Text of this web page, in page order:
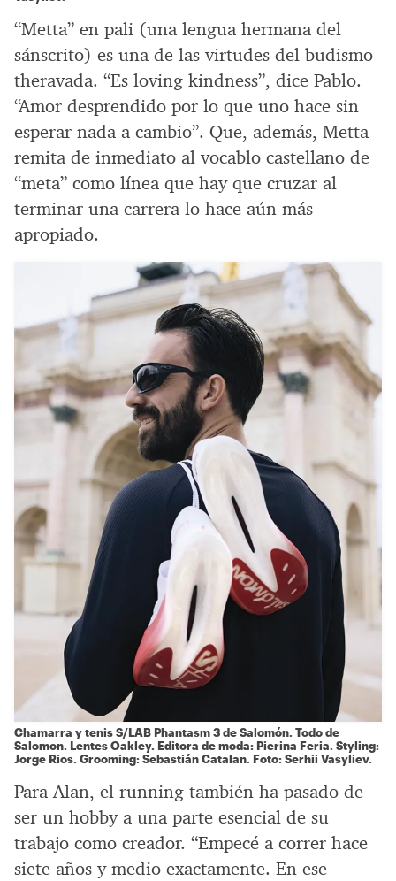
“Metta” en pali (una lengua hermana del
sánscrito) es una de las virtudes del budismo
theravada. “Es loving kindness”, dice Pablo.
“Amor desprendido por lo que uno hace sin
esperar nada a cambio”. Que, además, Metta
remita de inmediato al vocablo castellano de
“meta” como línea que hay que cruzar al
terminar una carrera lo hace aún más
apropiado.
Chamarra y tenis S/LAB Phantasm 3 de Salomón. Todo de
Salomon. Lentes Oakley. Editora de moda: Pierina Feria. Styling:
Jorge Rios. Grooming: Sebastián Catalan. Foto: Serhii Vasyliev.
Para Alan, el running también ha pasado de
ser un hobby a una parte esencial de su
trabajo como creador. “Empecé a correr hace
siete años y medio exactamente. En ese